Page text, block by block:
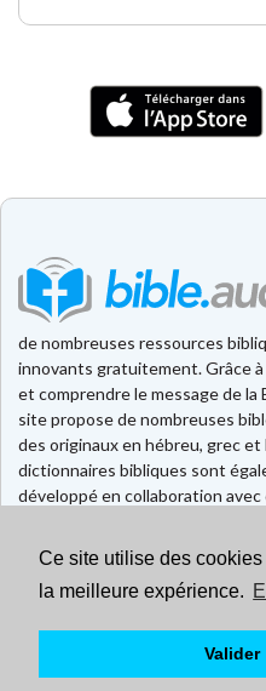
Ce site utilise des
la meilleure expérience.
Valider
de nombreuses ressources
innovants gratuitement. Grâce
et comprendre le message de la
site propose de nombreuses
des originaux en hébreu, grec
dictionnaires bibliques sont
développé en collaboration
Faire un don
Contact